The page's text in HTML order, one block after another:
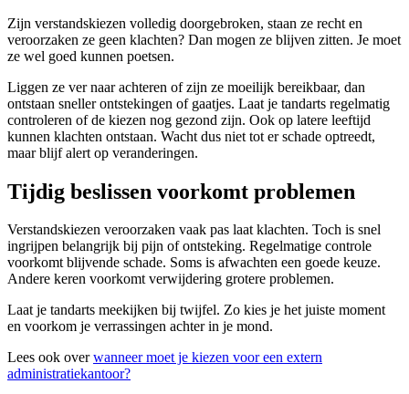
Zijn verstandskiezen volledig doorgebroken, staan ze recht en
veroorzaken ze geen klachten? Dan mogen ze blijven zitten. Je moet
ze wel goed kunnen poetsen.
Liggen ze ver naar achteren of zijn ze moeilijk bereikbaar, dan
ontstaan sneller ontstekingen of gaatjes. Laat je tandarts regelmatig
controleren of de kiezen nog gezond zijn. Ook op latere leeftijd
kunnen klachten ontstaan. Wacht dus niet tot er schade optreedt,
maar blijf alert op veranderingen.
Tijdig beslissen voorkomt problemen
Verstandskiezen veroorzaken vaak pas laat klachten. Toch is snel
ingrijpen belangrijk bij pijn of ontsteking. Regelmatige controle
voorkomt blijvende schade. Soms is afwachten een goede keuze.
Andere keren voorkomt verwijdering grotere problemen.
Laat je tandarts meekijken bij twijfel. Zo kies je het juiste moment
en voorkom je verrassingen achter in je mond.
Lees ook overwanneer moet je kiezen voor een extern
administratiekantoor?